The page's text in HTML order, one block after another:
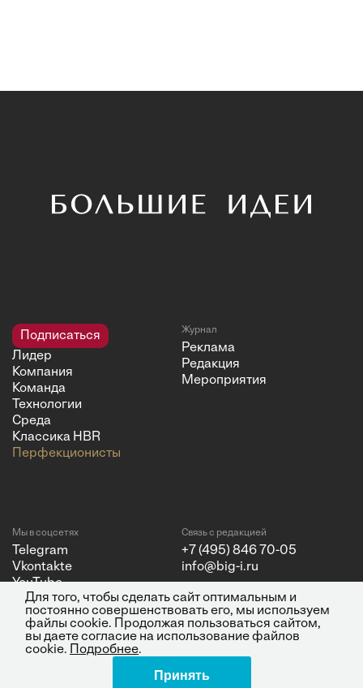
Подписаться
Лидер
Компания
Команда
Технологии
Среда
Классика HBR
Перфекционисты
Журнал
Реклама
Редакция
Мероприятия
Мы в соцсетях
Telegram
Vkontakte
YouTube
Связь с редакцией
+7 (495) 846 70-05
info@big-i.ru
Медиа"
Для того, чтобы сделать сайт оптимальным и
постоянно совершенствовать его, мы используем
файлы cookie. Продолжая пользоваться сайтом,
вы даете согласие на использование файлов
cookie.
Подробнее.
Принять